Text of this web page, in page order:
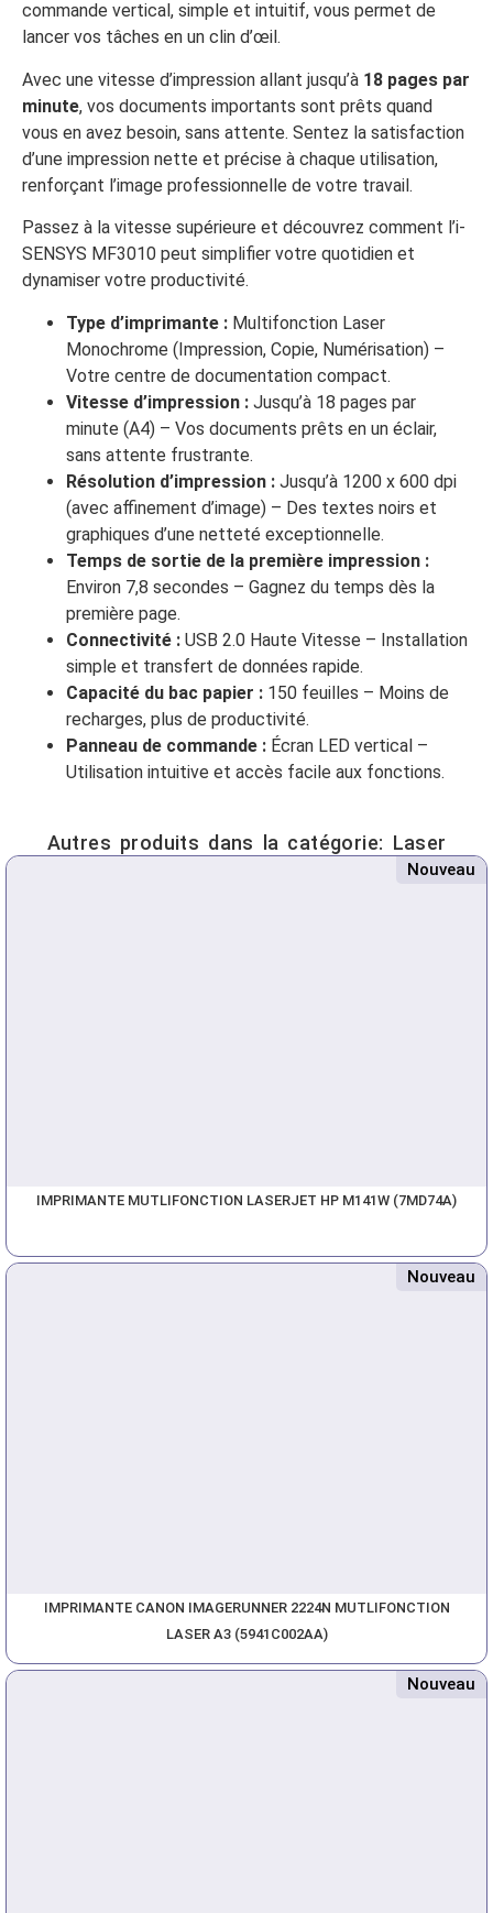
commande vertical, simple et intuitif, vous permet de
lancer vos tâches en un clin d’œil.
Avec une vitesse d’impression allant jusqu’à 18 pages par
minute, vos documents importants sont prêts quand
vous en avez besoin, sans attente. Sentez la satisfaction
d’une impression nette et précise à chaque utilisation,
renforçant l’image professionnelle de votre travail.
Passez à la vitesse supérieure et découvrez comment l’i-
SENSYS MF3010 peut simplifier votre quotidien et
dynamiser votre productivité.
Type d’imprimante : Multifonction Laser
Monochrome (Impression, Copie, Numérisation) –
Votre centre de documentation compact.
Vitesse d’impression : Jusqu’à 18 pages par
minute (A4) – Vos documents prêts en un éclair,
sans attente frustrante.
Résolution d’impression : Jusqu’à 1200 x 600 dpi
(avec affinement d’image) – Des textes noirs et
graphiques d’une netteté exceptionnelle.
Temps de sortie de la première impression :
Environ 7,8 secondes – Gagnez du temps dès la
première page.
Connectivité : USB 2.0 Haute Vitesse – Installation
simple et transfert de données rapide.
Capacité du bac papier : 150 feuilles – Moins de
recharges, plus de productivité.
Panneau de commande : Écran LED vertical –
Utilisation intuitive et accès facile aux fonctions.
Autres produits dans la catégorie: Laser
Nouveau
IMPRIMANTE MUTLIFONCTION LASERJET HP M141W (7MD74A)
Nouveau
IMPRIMANTE CANON IMAGERUNNER 2224N MUTLIFONCTION
LASER A3 (5941C002AA)
Nouveau